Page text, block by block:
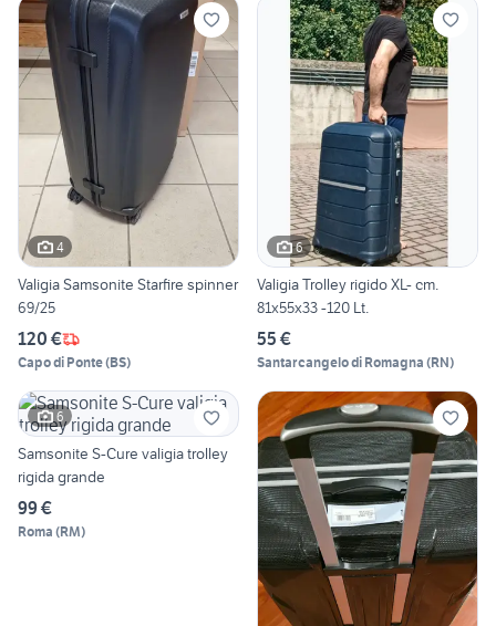
4
Valigia Samsonite Starfire spinner
69/25
120 €
Capo di Ponte(BS)
6
Valigia Trolley rigido XL- cm.
81x55x33 -120 Lt.
55 €
Santarcangelo di Romagna (RN)
6
Samsonite S-Cure valigia trolley
rigida grande
99 €
Roma (RM)